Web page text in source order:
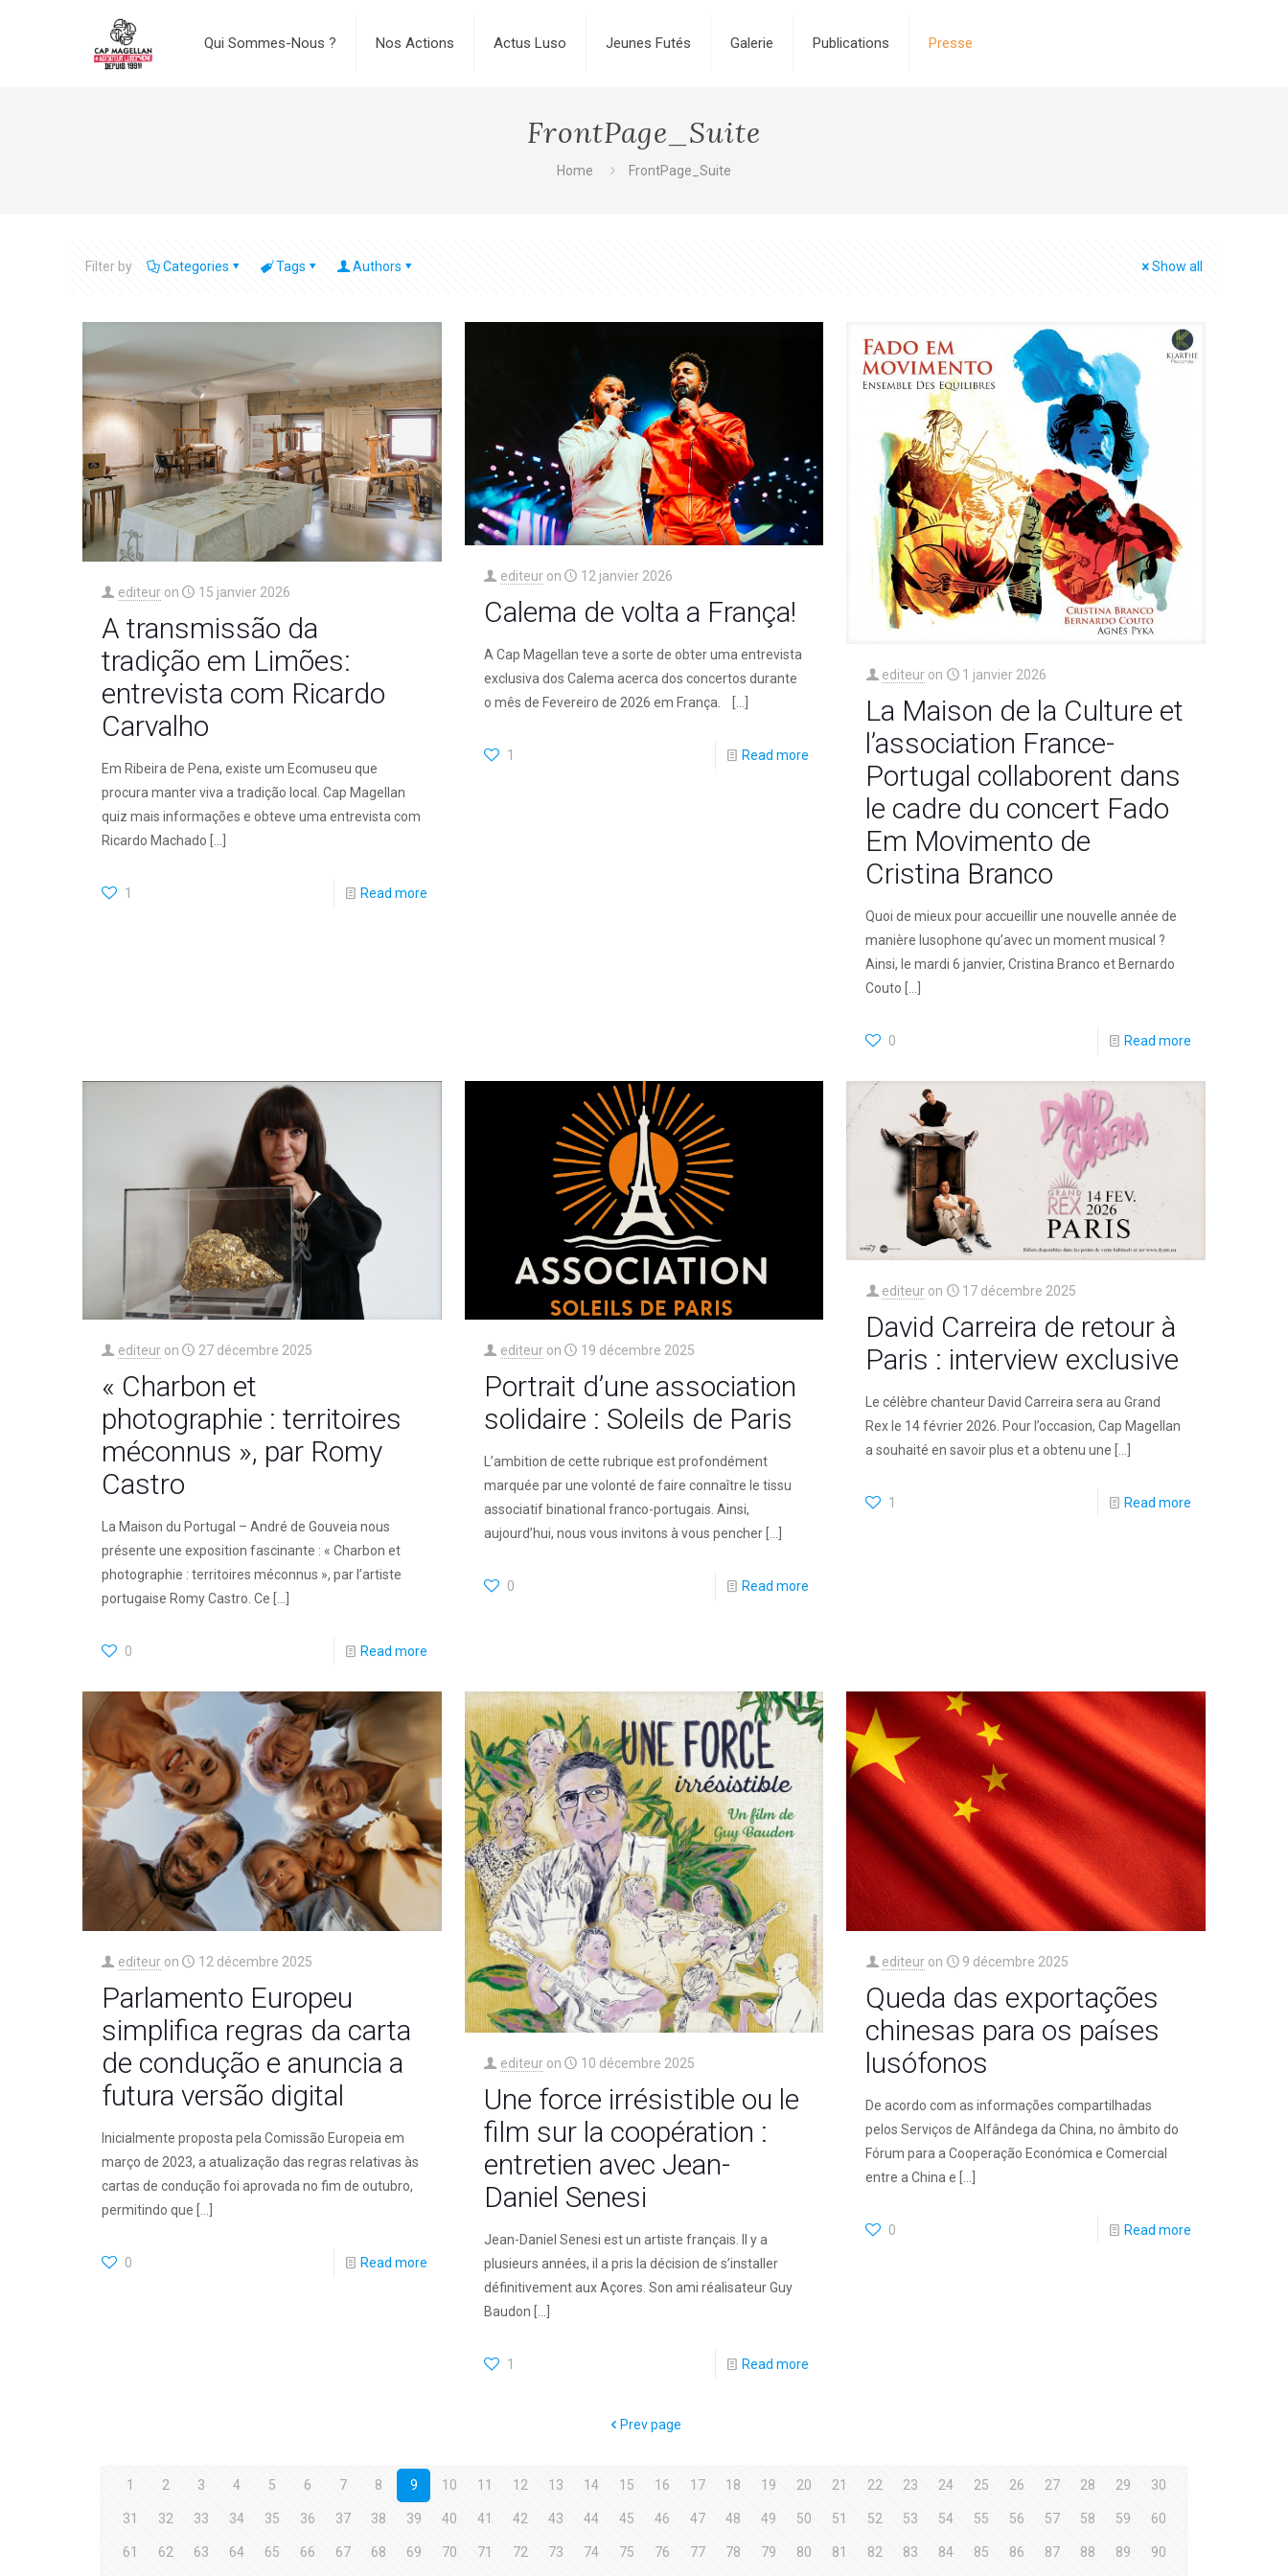
Qui Sommes-Nous ? Nos Actions Actus Luso Jeunes Futés Galerie Publications Presse
FrontPage_Suite
Home FrontPage_Suite
Filter by Categories Tags Authors Show all
editeur on 15 janvier 2026
A transmissão da
tradição em Limões:
entrevista com Ricardo
Carvalho
Em Ribeira de Pena, existe um Ecomuseu que
procura manter viva a tradição local. Cap Magellan
quiz mais informações e obteve uma entrevista com
Ricardo Machado
1 Read more
editeur on 12 janvier 2026
Calema de volta a França!
A Cap Magellan teve a sorte de obter uma entrevista
exclusiva dos Calema acerca dos concertos durante
o mês de Fevereiro de 2026 em França.
[…]
1 Read more
editeur on 1 janvier 2026
La Maison de la Culture et
l’association France-
Portugal collaborent dans
le cadre du concert Fado
Em Movimento de
Cristina Branco
Quoi de mieux pour accueillir une nouvelle année de
manière lusophone qu’avec un moment musical ?
Ainsi, le mardi 6 janvier, Cristina Branco et Bernardo
Couto […]
0 Read more
editeur on 27 décembre 2025
« Charbon et
photographie : territoires
méconnus », par Romy
Castro
La Maison du Portugal – André de Gouveia nous
présente une exposition fascinante : « Charbon et
photographie : territoires méconnus », par l’artiste
portugaise Romy Castro. Ce […]
0 Read more
editeur on 19 décembre 2025
Portrait d’une association
solidaire : Soleils de Paris
L’ambition de cette rubrique est profondément
marquée par une volonté de faire connaître le tissu
associatif binational franco-portugais. Ainsi,
aujourd’hui, nous vous invitons à vous pencher[…]
0 Read more
editeur on 17 décembre 2025
David Carreira de retour à
Paris : interview exclusive
Le célèbre chanteur David Carreira sera au Grand
Rex le 14 février 2026. Pour l’occasion, Cap Magellan
a souhaité en savoir plus et a obtenu une
1 Read more
editeur on 12 décembre 2025
Parlamento Europeu
simplifica regras da carta
de condução e anuncia a
futura versão digital
Inicialmente proposta pela Comissão Europeia em
março de 2023, a atualização das regras relativas às
cartas de condução foi aprovada no fim de outubro,
permitindo que […]
0 Read more
editeur on 10 décembre 2025
Une force irrésistible ou le
film sur la coopération :
entretien avec Jean-
Daniel Senesi
Jean-Daniel Senesi est un artiste français. Il y a
plusieurs années, il a pris la décision de s’installer
définitivement aux Açores. Son ami réalisateur Guy
Baudon […]
1 Read more
editeur on 9 décembre 2025
Queda das exportações
chinesas para os países
lusófonos
De acordo com as informações compartilhadas
pelos Serviços de Alfândega da China, no âmbito do
Fórum para a Cooperação Económica e Comercial
entre a China e
0 Read more
Prev page
1 2 3 4 5 6 7 8 9 10 11 12 13 14 15 16 17 18 19 20 21 22 23 24 25 26 27 28 29 30
31 32 33 34 35 36 37 38 39 40 41 42 43 44 45 46 47 48 49 50 51 52 53 54 55 56 57 58 59 60
61 62 63 64 65 66 67 68 69 70 71 72 73 74 75 76 77 78 79 80 81 82 83 84 85 86 87 88 89 90